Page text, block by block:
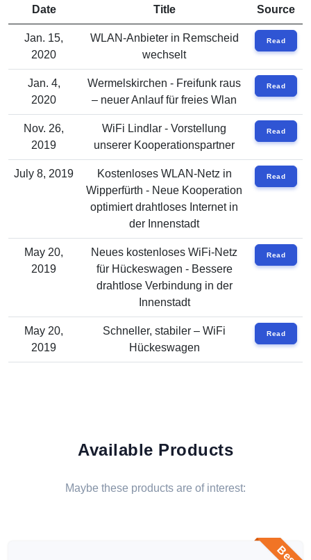
Date
Title Source
Jan. 15,
2020
WLAN-Anbieter in Remscheid
wechselt
Read
Jan. 4,
2020
Wermelskirchen - Freifunk raus
– neuer Anlauf für freies Wlan
Read
Nov. 26,
2019
WiFi Lindlar - Vorstellung
unserer Kooperationspartner
Read
July 8, 2019
Kostenloses WLAN-Netz in
Wipperfürth - Neue Kooperation
optimiert drahtloses Internet in
der Innenstadt
Read
May 20,
2019
Neues kostenloses WiFi-Netz
für Hückeswagen - Bessere
drahtlose Verbindung in der
Innenstadt
Read
May 20,
2019
Schneller, stabiler – WiFi
Hückeswagen
Read
Available Products
Maybe these products are of interest: